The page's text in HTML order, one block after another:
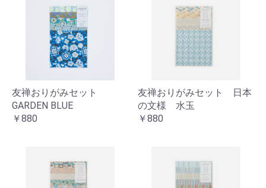
友禅おりがみセット
GARDEN BLUE
￥880
友禅おりがみセット 日本
の文様 水玉
￥880